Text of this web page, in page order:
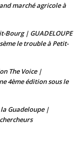
marché agricole à
Bourg | GUADELOUPE
le trouble à Petit-
The Voice |
4ème édition sous le
Guadeloupe |